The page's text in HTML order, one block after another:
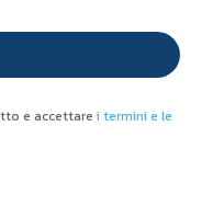
e accettare i termini e le